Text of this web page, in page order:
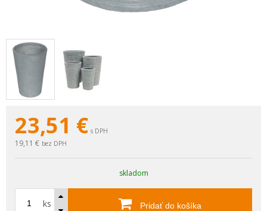
23,51 € s DPH
19,11 € bez DPH
skladom
ks Pridať do košíka